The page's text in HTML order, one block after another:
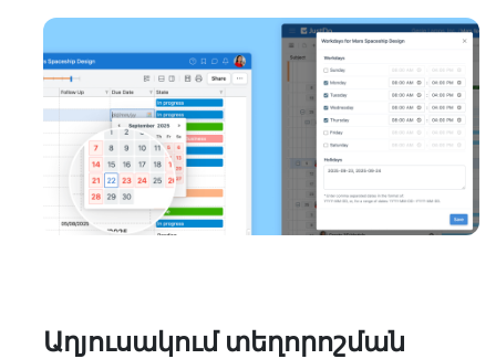
Աղյուսակում տեղորոշման